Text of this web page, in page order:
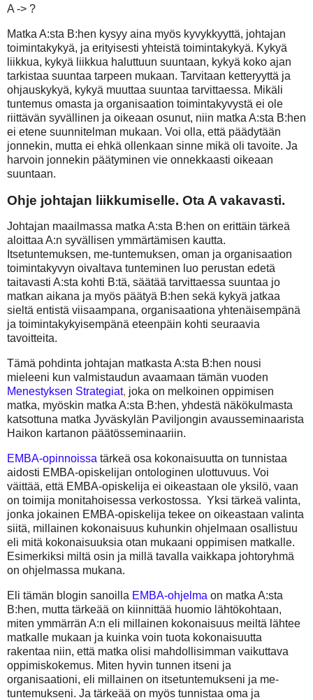
A -> ?
Matka A:sta B:hen kysyy aina myös kyvykkyyttä, johtajan
toimintakykyä, ja erityisesti yhteistä toimintakykyä. Kykyä
liikkua, kykyä liikkua haluttuun suuntaan, kykyä koko ajan
tarkistaa suuntaa tarpeen mukaan. Tarvitaan ketteryyttä ja
ohjauskykyä, kykyä muuttaa suuntaa tarvittaessa. Mikäli
tuntemus omasta ja organisaation toimintakyvystä ei ole
riittävän syvällinen ja oikeaan osunut, niin matka A:sta B:hen
ei etene suunnitelman mukaan. Voi olla, että päädytään
jonnekin, mutta ei ehkä ollenkaan sinne mikä oli tavoite. Ja
harvoin jonnekin päätyminen vie onnekkaasti oikeaan
suuntaan.
Ohje johtajan liikkumiselle. Ota A vakavasti.
Johtajan maailmassa matka A:sta B:hen on erittäin tärkeä
aloittaa A:n syvällisen ymmärtämisen kautta.
Itsetuntemuksen, me-tuntemuksen, oman ja organisaation
toimintakyvyn oivaltava tunteminen luo perustan edetä
taitavasti A:sta kohti B:tä, säätää tarvittaessa suuntaa jo
matkan aikana ja myös päätyä B:hen sekä kykyä jatkaa
sieltä entistä viisaampana, organisaationa yhtenäisempänä
ja toimintakykyisempänä eteenpäin kohti seuraavia
tavoitteita.
Tämä pohdinta johtajan matkasta A:sta B:hen nousi
mieleeni kun valmistaudun avaamaan tämän vuoden
Menestyksen Strategiat, joka on melkoinen oppimisen
matka, myöskin matka A:sta B:hen, yhdestä näkökulmasta
katsottuna matka Jyväskylän Paviljongin avausseminaarista
Haikon kartanon päätösseminaariin.
EMBA-opinnoissa tärkeä osa kokonaisuutta on tunnistaa
aidosti EMBA-opiskelijan ontologinen ulottuvuus. Voi
väittää, että EMBA-opiskelija ei oikeastaan ole yksilö, vaan
on toimija monitahoisessa verkostossa. Yksi tärkeä valinta,
jonka jokainen EMBA-opiskelija tekee on oikeastaan valinta
siitä, millainen kokonaisuus kuhunkin ohjelmaan osallistuu
eli mitä kokonaisuuksia otan mukaani oppimisen matkalle.
Esimerkiksi miltä osin ja millä tavalla vaikkapa johtoryhmä
on ohjelmassa mukana.
Eli tämän blogin sanoilla EMBA-ohjelma on matka A:sta
B:hen, mutta tärkeää on kiinnittää huomio lähtökohtaan,
miten ymmärrän A:n eli millainen kokonaisuus meiltä lähtee
matkalle mukaan ja kuinka voin tuota kokonaisuutta
rakentaa niin, että matka olisi mahdollisimman vaikuttava
oppimiskokemus. Miten hyvin tunnen itseni ja
organisaationi, eli millainen on itsetuntemukseni ja me-
tuntemukseni. Ja tärkeää on myös tunnistaa oma ja